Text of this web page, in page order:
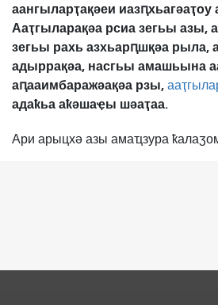
аангыларҭақәеи иазԥхьагәаҭоу
Ааҭгыларақәа рсиа зегьы азы,
зегьы рахь азхьарԥшқәа рыла,
адыррақәа, насгьы амашьына
аԥааимбаражәақәа рзы,
адаҟьа аҟәшаҿы шәаҭаа.
Ари арыцхә азы амаҵзура